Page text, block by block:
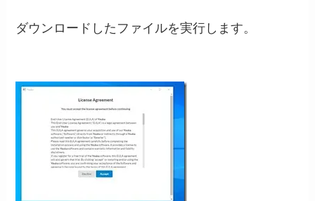
ダウンロードしたファイルを実行します。